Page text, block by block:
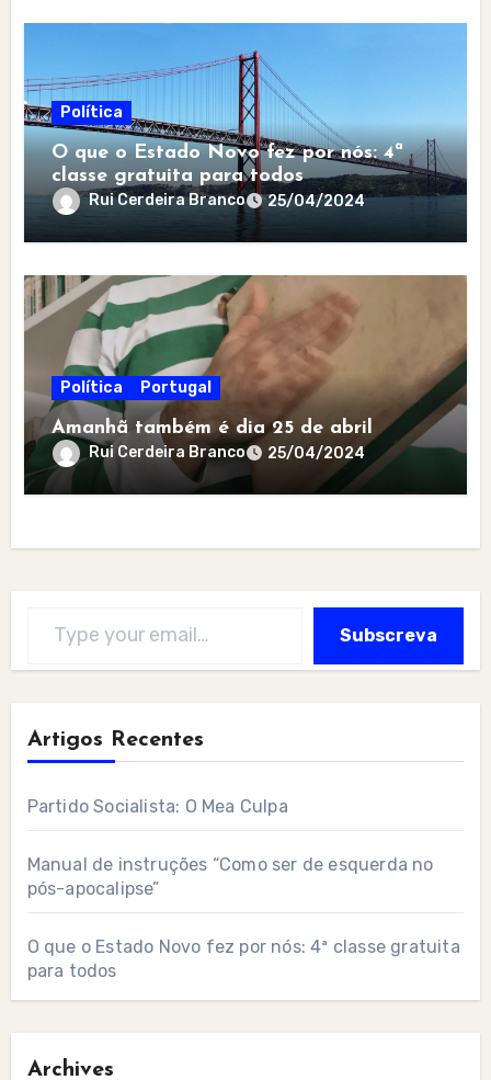
Política
O que o Estado Novo fez por nós: 4ª
classe gratuita para todos
Rui Cerdeira Branco 25/04/2024
Política Portugal
Amanhã também é dia 25 de abril
Rui Cerdeira Branco 25/04/2024
Subscreva
Artigos Recentes
Partido Socialista: O Mea Culpa
Manual de instruções “Como ser de esquerda no
pós-apocalipse”
O que o Estado Novo fez por nós: 4ª classe gratuita
para todos
Archives